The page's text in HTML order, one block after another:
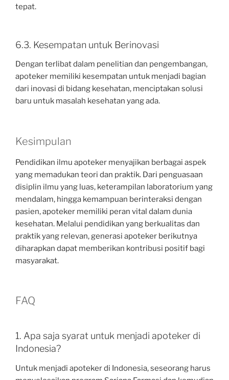
tepat.
6.3. Kesempatan untuk Berinovasi
Dengan terlibat dalam penelitian dan pengembangan,
apoteker memiliki kesempatan untuk menjadi bagian
dari inovasi di bidang kesehatan, menciptakan solusi
baru untuk masalah kesehatan yang ada.
Kesimpulan
Pendidikan ilmu apoteker menyajikan berbagai aspek
yang memadukan teori dan praktik. Dari penguasaan
disiplin ilmu yang luas, keterampilan laboratorium yang
mendalam, hingga kemampuan berinteraksi dengan
pasien, apoteker memiliki peran vital dalam dunia
kesehatan. Melalui pendidikan yang berkualitas dan
praktik yang relevan, generasi apoteker berikutnya
diharapkan dapat memberikan kontribusi positif bagi
masyarakat.
FAQ
1. Apa saja syarat untuk menjadi apoteker di
Indonesia?
Untuk menjadi apoteker di Indonesia, seseorang harus